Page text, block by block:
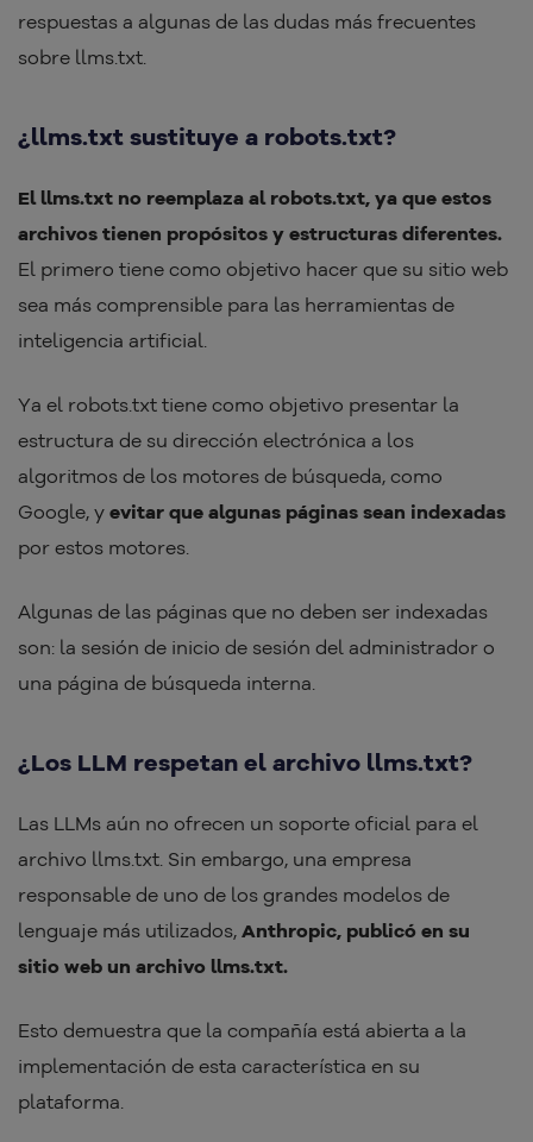
respuestas a algunas de las dudas más frecuentes
sobre llms.txt.
¿llms.txt sustituye a robots.txt?
El llms.txt no reemplaza al robots.txt, ya que estos
archivos tienen propósitos y estructuras diferentes.
El primero tiene como objetivo hacer que su sitio web
sea más comprensible para las herramientas de
inteligencia artificial.
Ya el robots.txt tiene como objetivo presentar la
estructura de su dirección electrónica a los
algoritmos de los motores de búsqueda, como
Google, y evitar que algunas páginas sean indexadas
por estos motores.
Algunas de las páginas que no deben ser indexadas
son: la sesión de inicio de sesión del administrador o
una página de búsqueda interna.
¿Los LLM respetan el archivo llms.txt?
Las LLMs aún no ofrecen un soporte oficial para el
archivo llms.txt. Sin embargo, una empresa
responsable de uno de los grandes modelos de
lenguaje más utilizados, Anthropic, publicó en su
sitio web un archivo llms.txt.
Esto demuestra que la compañía está abierta a la
implementación de esta característica en su
plataforma.